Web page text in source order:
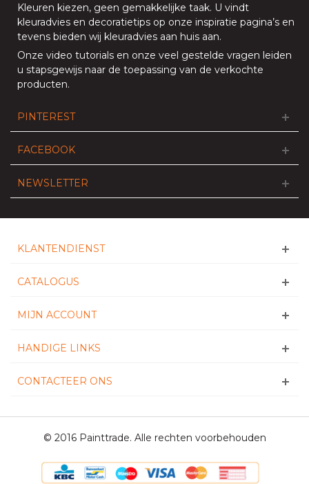
Kleuren kiezen, geen gemakkelijke taak. U vindt
kleuradvies en decoratietips op onze inspiratie pagina’s en
tevens bieden wij kleuradvies aan huis aan.
Onze video tutorials en onze veel gestelde vragen leiden
u stapsgewijs naar de toepassing van de verkochte
producten.
PINTEREST
FACEBOOK
NEWSLETTER
KLANTENDIENST
CATALOGUS
MIJN ACCOUNT
HANDIGE LINKS
CONTACTEER ONS
© 2016 Painttrade. Alle rechten voorbehouden